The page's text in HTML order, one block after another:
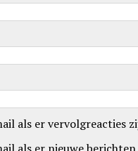
als er vervolgreacties